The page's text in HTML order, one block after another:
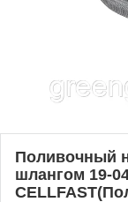
Поливочный
шлангом 19-